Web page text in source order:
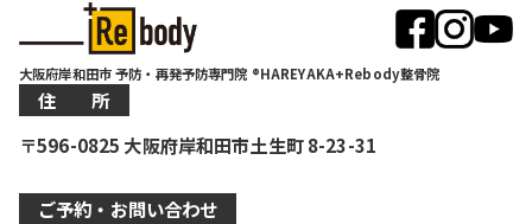
大阪府岸和田市 予防・再発予防専門院 ®HAREYAKA+Rebody整骨院
住 所
〒596-0825 大阪府岸和田市土生町 8-23-31
ご予約・お問い合わせ